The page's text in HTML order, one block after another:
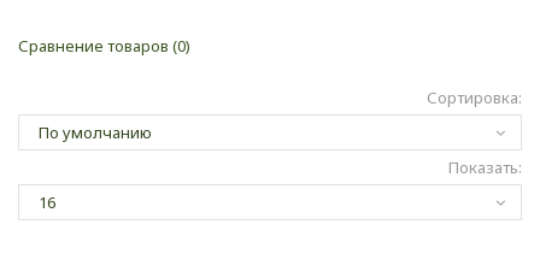
Сравнение товаров (0)
Сортировка:
Показать: